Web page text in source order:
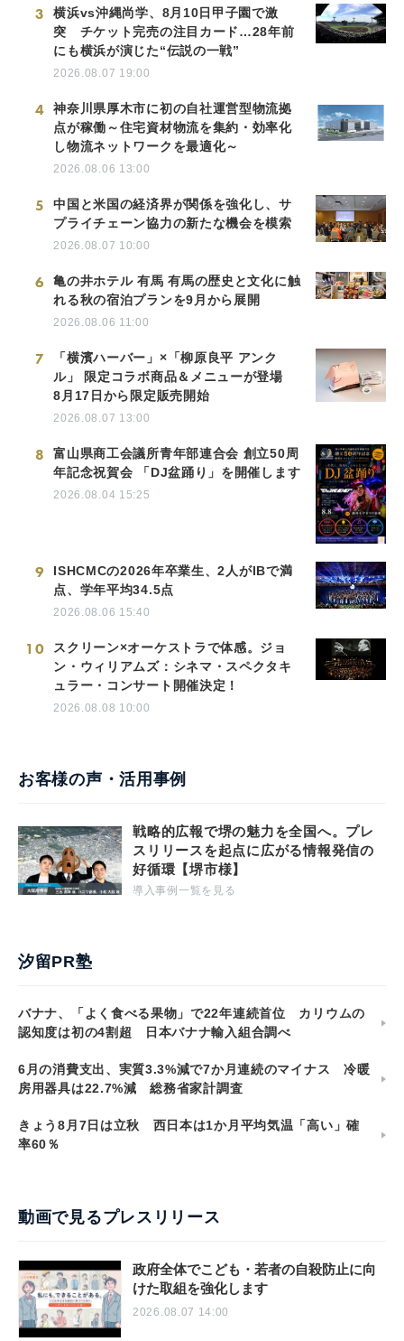
3
横浜vs沖縄尚学、8月10日甲子園で激
突 チケット完売の注目カード…28年前
にも横浜が演じた“伝説の一戦”
2026.08.07 19:00
4
神奈川県厚木市に初の自社運営型物流拠
点が稼働～住宅資材物流を集約・効率化
し物流ネットワークを最適化～
2026.08.06 13:00
5
中国と米国の経済界が関係を強化し、サ
プライチェーン協力の新たな機会を模索
2026.08.07 10:00
6
亀の井ホテル 有馬 有馬の歴史と文化に触
れる秋の宿泊プランを9月から展開
2026.08.06 11:00
7
「横濱ハーバー」×「柳原良平 アンク
ル」 限定コラボ商品＆メニューが登場
8月17日から限定販売開始
2026.08.07 13:00
8
富山県商工会議所青年部連合会 創立50周
年記念祝賀会 「DJ盆踊り」を開催します
2026.08.04 15:25
9
ISHCMCの2026年卒業生、2人がIBで満
点、学年平均34.5点
2026.08.06 15:40
10
スクリーン×オーケストラで体感。ジョ
ン・ウィリアムズ：シネマ・スペクタキ
ュラー・コンサート開催決定！
2026.08.08 10:00
お客様の声・活用事例
戦略的広報で堺の魅力を全国へ。プレ
スリリースを起点に広がる情報発信の
好循環【堺市様】
導入事例一覧を見る
汐留PR塾
バナナ、「よく食べる果物」で22年連続首位 カリウムの
認知度は初の4割超 日本バナナ輸入組合調べ
6月の消費支出、実質3.3%減で7か月連続のマイナス 冷暖
房用器具は22.7%減 総務省家計調査
きょう8月7日は立秋 西日本は1か月平均気温「高い」確
率60％
動画で見るプレスリリース
政府全体でこども・若者の自殺防止に向
けた取組を強化します
2026.08.07 14:00